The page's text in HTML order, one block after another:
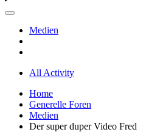
Medien
All Activity
Home
Generelle Foren
Medien
Der super duper Video Fred